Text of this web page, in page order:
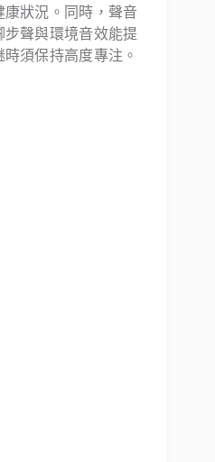
狀況。同時，聲音
聲與環境音效能提
須保持高度專注。